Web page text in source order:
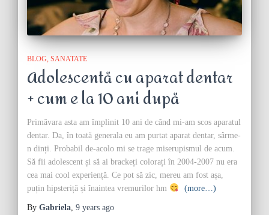
BLOG SANATATE
Adolescentă cu aparat dentar
+ cum e la 10 ani după
Primăvara asta am împlinit 10 ani de când mi-am scos aparatul
dentar. Da, în toată generala eu am purtat aparat dentar, sârme-
n dinți. Probabil de-acolo mi se trage miserupismul de acum.
Să fii adolescent și să ai brackeți colorați în 2004-2007 nu era
cea mai cool experiență. Ce pot să zic, mereu am fost așa,
puțin hipsteriță și înaintea vremurilor hm
(more…)
By Gabriela, 9 years ago